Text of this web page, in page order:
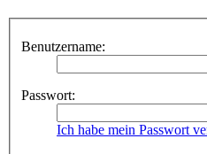
Benutzername:
Passwort:
Ich habe mein Passwort